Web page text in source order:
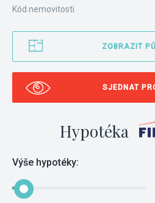
Kód nemovitosti
ZOBRAZIT
SJEDNAT
Hypotéka
Výše hypotéky: